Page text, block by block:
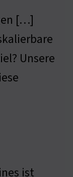
[…]
Unsere
ist